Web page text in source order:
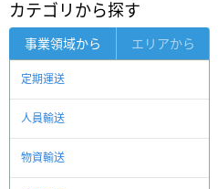
カテゴリから探す
事業領域から エリアから
定期運送
人員輸送
物資輸送